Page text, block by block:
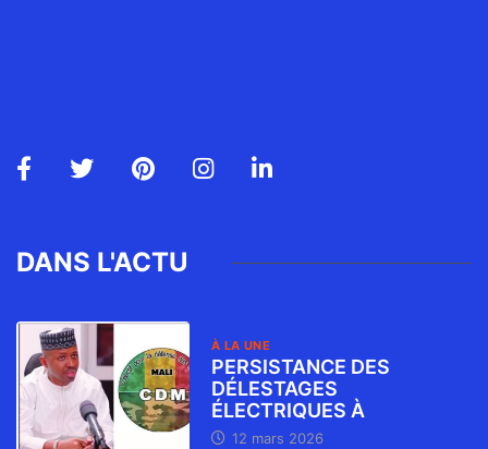
DANS L'ACTU
À LA UNE
PERSISTANCE DES
DÉLESTAGES
ÉLECTRIQUES À
12 mars 2026